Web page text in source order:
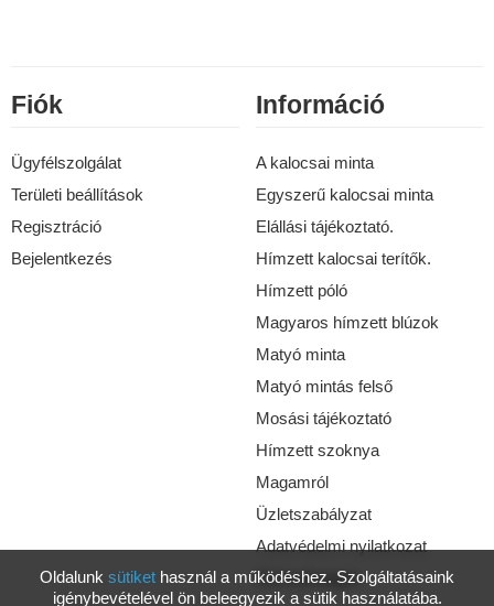
Oldalunk sütiket használ a működéshez. Szolgáltatásaink
igénybevételével ön beleegyezik a sütik használatába.
Fiók
Ügyfélszolgálat
Területi beállítások
Regisztráció
Bejelentkezés
Információ
A kalocsai minta
Egyszerű kalocsai minta
Elállási tájékoztató.
Hímzett kalocsai terítők.
Hímzett póló
Magyaros hímzett blúzok
Matyó minta
Matyó mintás felső
Mosási tájékoztató
Hímzett szoknya
Magamról
Üzletszabályzat
Adatvédelmi nyilatkozat
Elérhetőségek